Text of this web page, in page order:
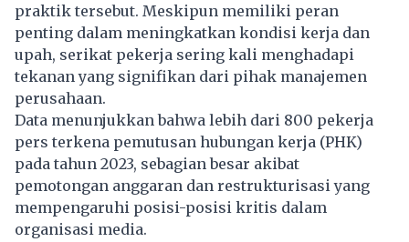
praktik tersebut. Meskipun memiliki peran
penting dalam meningkatkan kondisi kerja dan
upah, serikat pekerja sering kali menghadapi
tekanan yang signifikan dari pihak manajemen
perusahaan.
Data menunjukkan bahwa lebih dari 800 pekerja
pers terkena pemutusan hubungan kerja (PHK)
pada tahun 2023, sebagian besar akibat
pemotongan anggaran dan restrukturisasi yang
mempengaruhi posisi-posisi kritis dalam
organisasi media.